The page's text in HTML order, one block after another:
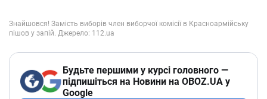
Будьте першими у курсі головного —
підпишіться на Новини на OBOZ.UA у
Google